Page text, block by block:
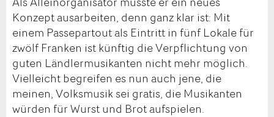
Konzept ausarbeiten, denn ganz klar ist: Mit
einem Passepartout als Eintritt in fünf Lokale für
zwölf Franken ist künftig die Verpflichtung von
guten Ländlermusikanten nicht mehr möglich.
Vielleicht begreifen es nun auch jene, die
meinen, Volksmusik sei gratis, die Musikanten
würden für Wurst und Brot aufspielen.